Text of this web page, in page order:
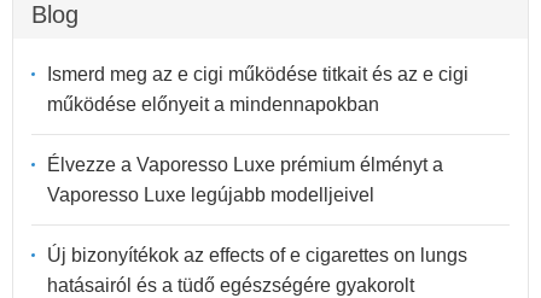
Blog
Ismerd meg az e cigi működése titkait és az e cigi
működése előnyeit a mindennapokban
Élvezze a Vaporesso Luxe prémium élményt a
Vaporesso Luxe legújabb modelljeivel
Új bizonyítékok az effects of e cigarettes on lungs
hatásairól és a tüdő egészségére gyakorolt